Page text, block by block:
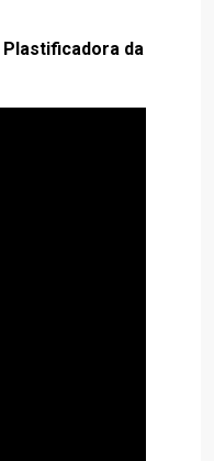
Plastificadora da